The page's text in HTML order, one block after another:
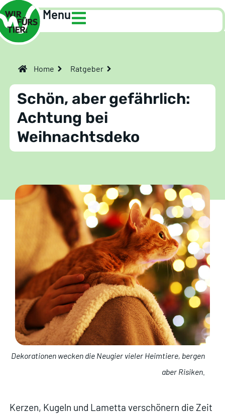
Menu
Home Ratgeber
Schön, aber gefährlich:
Achtung bei
Weihnachtsdeko
Dekorationen wecken die Neugier vieler Heimtiere, bergen
aber Risiken.
Kerzen, Kugeln und Lametta verschönern die Zeit